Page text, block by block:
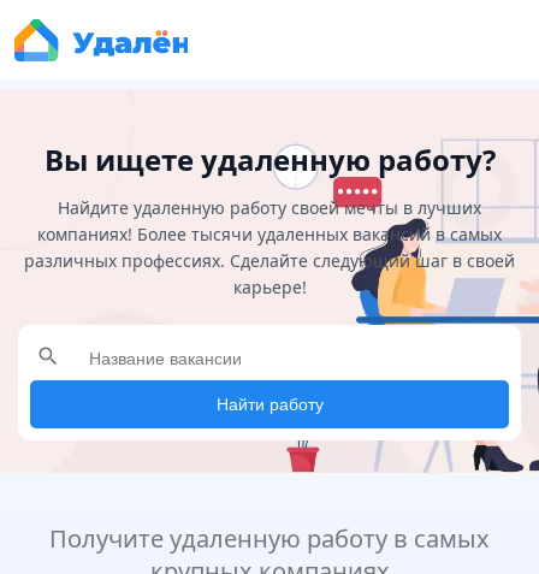
Вы ищете удаленную работу?
Найдите удаленную работу своей мечты в лучших
компаниях! Более тысячи удаленных вакансий в самых
различных профессиях. Сделайте следующий шаг в своей
карьере!
search
Найти работу
Получите удаленную работу в самых